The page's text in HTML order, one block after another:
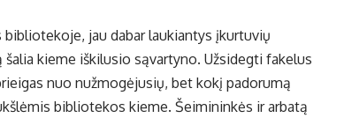
jau dabar laukiantys įkurtuvių
kieme iškilusio sąvartyno. Užsidegti fakelus
nuo nužmogėjusių, bet kokį padorumą
bibliotekos kieme. Šeimininkės ir arbatą